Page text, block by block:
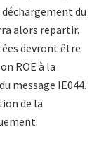
du
alors repartir.
devront être
ROE à la
message IE044.
de la